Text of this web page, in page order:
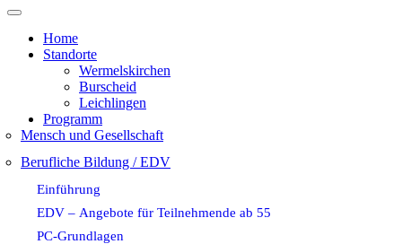
Home
Standorte
Wermelskirchen
Burscheid
Leichlingen
Programm
Mensch und Gesellschaft
Berufliche Bildung / EDV
Einführung
EDV – Angebote für Teilnehmende ab 55
PC-Grundlagen